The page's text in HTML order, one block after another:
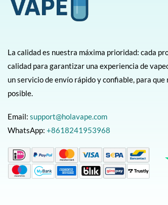
La calidad es nuestra máxima prioridad: cada
calidad para garantizar una experiencia de
un servicio de envío rápido y confiable, para
posible.
Email: support@holavape.com
WhatsApp: +8618241953968